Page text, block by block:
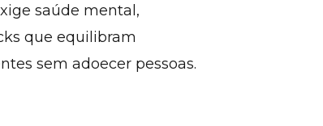
saúde mental,
que equilibram
sem adoecer pessoas.